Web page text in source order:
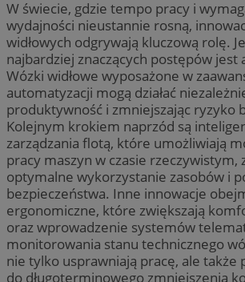
W świecie, gdzie tempo pracy i
wydajności nieustannie rosną,
widłowych odgrywają kluczową rolę.
najbardziej znaczących postępów jest
Wózki widłowe wyposażone w
automatyzacji mogą działać
produktywność i zmniejszając ryzyko
Kolejnym krokiem naprzód są
zarządzania flotą, które umożliwiają
pracy maszyn w czasie rzeczywistym,
optymalne wykorzystanie zasobów i
bezpieczeństwa. Inne innowacje
ergonomiczne, które zwiększają
oraz wprowadzenie systemów
monitorowania stanu technicznego
nie tylko usprawniają pracę, ale także
do długoterminowego zmniejszenia